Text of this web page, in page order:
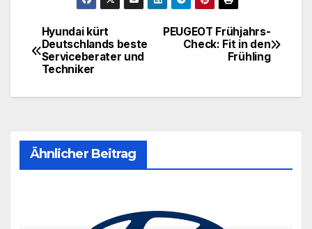
Beitragsnavigation
PEUGEOT Frühjahrs-
Check: Fit in den
Frühling
Hyundai kürt
Deutschlands beste
Serviceberater und
Techniker
Ähnlicher Beitrag